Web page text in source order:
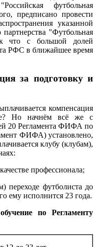
футбольная
предписано провести
указанной
"Футбольная
что с большой долей
РФС в ближайшее время
и
компенсация
Но начнём всё же с
20 Регламента ФИФА по
ФИФА) установлено,
клубу (клубам),
профессионала;
футболиста до
ему исполнится 23 года.
по Регламенту